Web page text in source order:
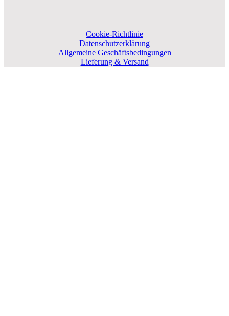
Cookie-Richtlinie
Datenschutzerklärung
Allgemeine Geschäftsbedingungen
Lieferung & Versand